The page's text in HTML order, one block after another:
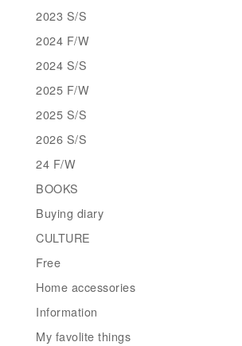
2023 S/S
2024 F/W
2024 S/S
2025 F/W
2025 S/S
2026 S/S
24 F/W
BOOKS
Buying diary
CULTURE
Free
Home accessories
Information
My favolite things